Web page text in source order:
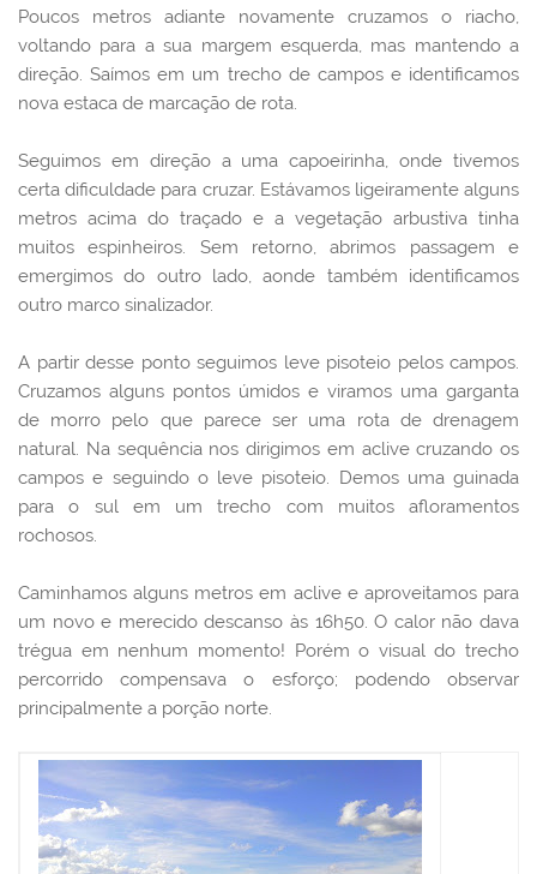
Poucos metros adiante novamente cruzamos o riacho,
voltando para a sua margem esquerda, mas mantendo a
direção.Saímos em um trecho de campos e identificamos
nova estaca de marcação de rota.
Seguimos em direção a uma capoeirinha, onde tivemos
certa dificuldade para cruzar. Estávamos ligeiramente alguns
metros acima do traçado e a vegetação arbustiva tinha
muitos espinheiros. Sem retorno, abrimos passagem e
emergimos do outro lado, aonde também identificamos
outro marco sinalizador.
A partir desse ponto seguimos leve pisoteio pelos campos.
Cruzamos alguns pontos úmidos e viramos uma garganta
de morro pelo que parece ser uma rota de drenagem
natural. Na sequência nos dirigimos em aclive cruzando os
campos e seguindo o leve pisoteio. Demos uma guinada
para o sul em um trecho com muitos afloramentos
rochosos.
Caminhamos alguns metros em aclive e aproveitamos para
um novo e merecido descanso às 16h50. O calor não dava
trégua em nenhum momento! Porém o visual do trecho
percorrido compensava o esforço; podendo observar
principalmente a porção norte.